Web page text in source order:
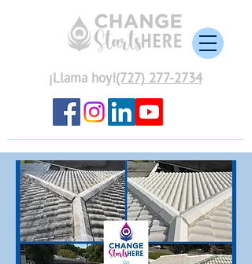
¡Llama hoy!(727) 277-2734